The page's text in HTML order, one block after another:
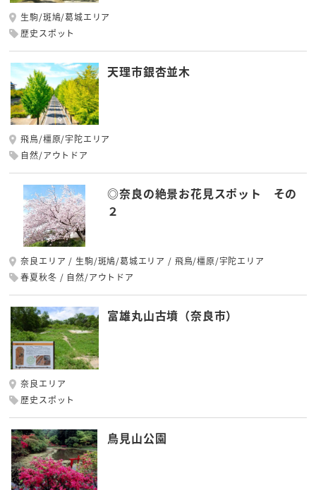
生駒/斑鳩/葛城エリア
歴史スポット
天理市銀杏並木
飛鳥/橿原/宇陀エリア
自然/アウトドア
◎奈良の絶景お花見スポット その
２
奈良エリア 生駒/斑鳩/葛城エリア
飛鳥/橿原/宇陀エリア
春夏秋冬
自然/アウトドア
富雄丸山古墳（奈良市）
奈良エリア
歴史スポット
鳥見山公園